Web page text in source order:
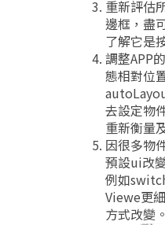
重新評估
邊框，盡
了解它是
調整APP
態相對位
去設定物
重新衡量
因很多物
預設ui改
例如
Viewe更
方式改變。